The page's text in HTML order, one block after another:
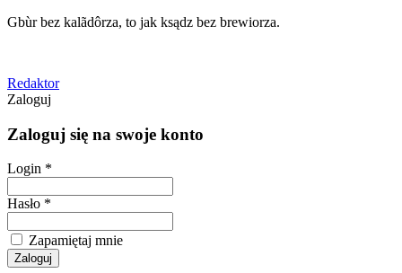
Gbùr bez kalãdôrza, to jak ksądz bez brewiorza.
Redaktor
Zaloguj
Zaloguj się na swoje konto
Login *
Hasło *
Zapamiętaj mnie